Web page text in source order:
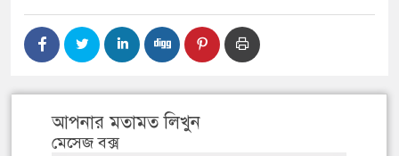
আপনার মতামত লিখুন
মেসেজ বক্স